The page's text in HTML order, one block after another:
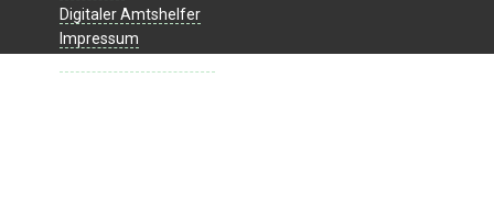
Digitaler Amtshelfer
Impressum